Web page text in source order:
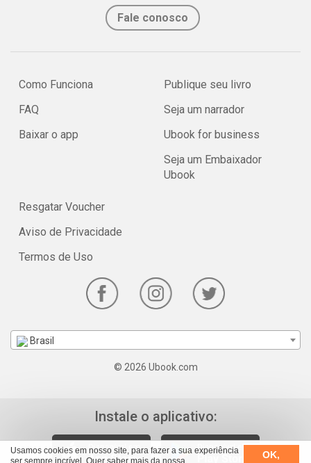
Usamos cookies em nosso site, para fazer a sua experiência
ser sempre incrível. Quer saber mais da nossa
OK,
Fale conosco
Como Funciona
FAQ
Baixar o app
Publique seu livro
Seja um narrador
Ubook for business
Seja um Embaixador
Ubook
Resgatar Voucher
Aviso de Privacidade
Termos de Uso
Brasil
© 2026 Ubook.com
Instale o aplicativo: